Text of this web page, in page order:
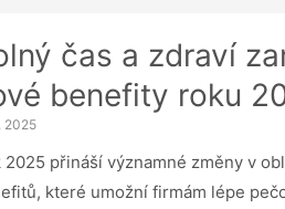
čas a zdraví
benefity roku
2025
2025 přináší významné změny v
které umožní firmám lépe